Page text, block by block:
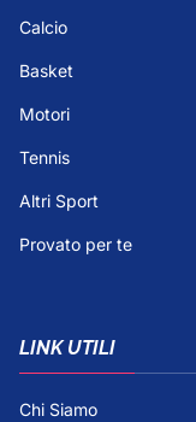
Calcio
Basket
Motori
Tennis
Altri Sport
Provato per te
LINK UTILI
Chi Siamo